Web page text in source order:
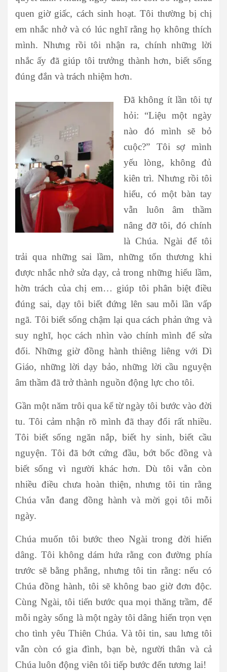
quen giờ giấc, cách sinh hoạt. Tôi thường bị chị
em nhắc nhở và có lúc nghĩ rằng họ không thích
mình. Nhưng rồi tôi nhận ra, chính những lời
nhắc ấy đã giúp tôi trưởng thành hơn, biết sống
đúng đắn và trách nhiệm hơn.
Đã không ít lần tôi tự
hỏi: “Liệu một ngày
nào đó mình sẽ bỏ
cuộc?” Tôi sợ mình
yếu lòng, không đủ
kiên trì. Nhưng rồi tôi
hiểu, có một bàn tay
vẫn luôn âm thầm
nâng đỡ tôi, đó chính
là Chúa. Ngài để tôi
trải qua những sai lầm, những tổn thương khi
được nhắc nhở sửa dạy, cả trong những hiểu lầm,
hờn trách của chị em… giúp tôi phân biệt điều
đúng sai, dạy tôi biết đứng lên sau mỗi lần vấp
ngã. Tôi biết sống chậm lại qua cách phản ứng và
suy nghĩ, học cách nhìn vào chính mình để sửa
đổi. Những giờ đồng hành thiêng liêng với Dì
Giáo, những lời dạy bảo, những lời cầu nguyện
âm thầm đã trở thành nguồn động lực cho tôi.
Gần một năm trôi qua kể từ ngày tôi bước vào đời
tu. Tôi cảm nhận rõ mình đã thay đổi rất nhiều.
Tôi biết sống ngăn nắp, biết hy sinh, biết cầu
nguyện. Tôi đã bớt cứng đầu, bớt bốc đồng và
biết sống vì người khác hơn. Dù tôi vẫn còn
nhiều điều chưa hoàn thiện, nhưng tôi tin rằng
Chúa vẫn đang đồng hành và mời gọi tôi mỗi
ngày.
Chúa muốn tôi bước theo Ngài trong đời hiến
dâng. Tôi không dám hứa rằng con đường phía
trước sẽ bằng phẳng, nhưng tôi tin rằng: nếu có
Chúa đồng hành, tôi sẽ không bao giờ đơn độc.
Cùng Ngài, tôi tiến bước qua mọi thăng trầm, để
mỗi ngày sống là một ngày tôi dâng hiến trọn vẹn
cho tình yêu Thiên Chúa. Và tôi tin, sau lưng tôi
vẫn còn có gia đình, bạn bè, người thân và cả
Chúa luôn động viên tôi tiếp bước đến tương lai!